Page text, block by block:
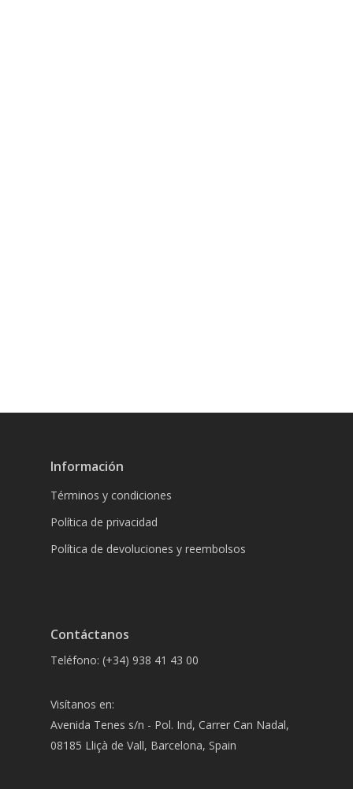
Información
Términos y condiciones
Política de privacidad
Política de devoluciones y reembolsos
Contáctanos
Teléfono: (+34) 938 41 43 00
Visítanos en:
Avenida Tenes s/n - Pol. Ind, Carrer Can Nadal,
08185 Lliçà de Vall, Barcelona, Spain